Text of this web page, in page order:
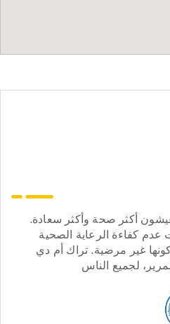
أكثر صحة وأكثر سعادة.
عدم كفاءة الرعاية الصحية
غير مرضية. تراك أم دي
لجميع الناس